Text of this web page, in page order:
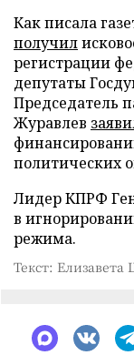
Как писала
получил
регистрации
депутаты
Председатель
Журавлев
политических
Лидер КПРФ
в
режима.
Текст: